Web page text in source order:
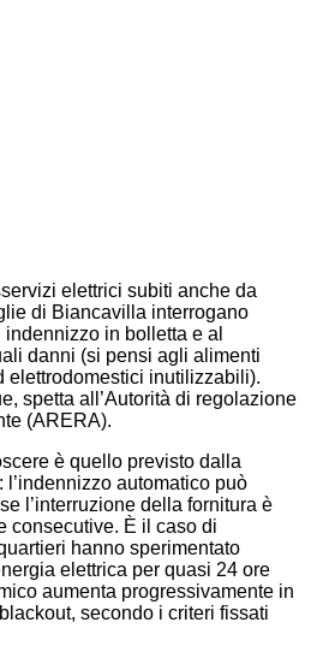
elettrici subiti anche da
di Biancavilla interrogano
in bolletta e al
danni (si pensi agli alimenti
elettrodomestici inutilizzabili).
spetta all’Autorità di regolazione
(ARERA).
è quello previsto dalla
automatico può
l’interruzione della fornitura è
consecutive. È il caso di
hanno sperimentato
elettrica per quasi 24 ore
aumenta progressivamente in
secondo i criteri fissati